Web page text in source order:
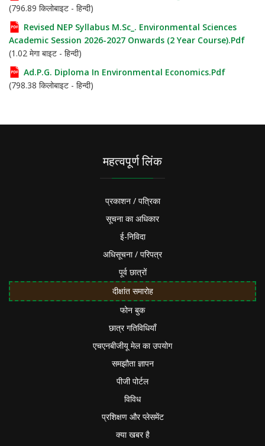
(796.89 किलोबाइट - हिन्दी)
Revised NEP Syllabus M.Sc_. Environmental Sciences
Academic Session 2026-2027 Onwards (2 Year Course).pdf
(1.02 मेगा बाइट - हिन्दी)
Ad.P.G. Diploma In Environmental Economics.pdf
(798.38 किलोबाइट - हिन्दी)
महत्वपूर्ण लिंक
प्रकाशन / पत्रिका
सूचना का अधिकार
ई-निविदा
अधिसूचना / परिपत्र
पूर्व छात्रों
दीक्षांत समारोह
फोन बुक
छात्र गतिविधियाँ
एचएनबीजीयू मेल का उपयोग
समझौता ज्ञापन
पीजी पोर्टल
विविध
प्रशिक्षण और प्लेसमेंट
क्या खबर है